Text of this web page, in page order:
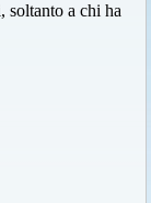
soltanto a chi ha